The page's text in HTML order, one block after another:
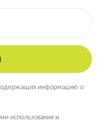
информацию о
использования и